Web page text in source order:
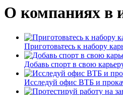
О компаниях в
Приготовьтесь к набору
Добавь спорт в свою
Исследуй офис ВТБ и